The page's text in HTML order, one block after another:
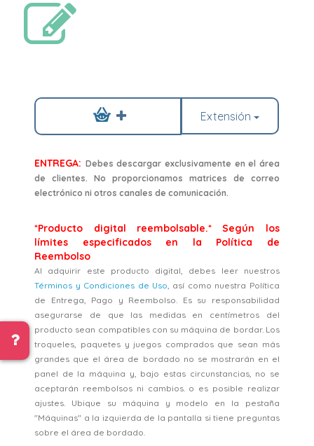
Extensión
ENTREGA: Debes descargar exclusivamente en el área
de clientes. No proporcionamos matrices de correo
electrónico ni otros canales de comunicación.
*Producto digital reembolsable.* Según los
límites especificados en la Política de
Reembolso
Al adquirir este producto digital, debes leer nuestros
Términos y Condiciones de Uso, así como nuestra Política
de Entrega, Pago y Reembolso. Es su responsabilidad
asegurarse de que las medidas en centímetros del
producto sean compatibles con su máquina de bordar. Los
troqueles, paquetes y juegos comprados que sean más
grandes que el área de bordado no se mostrarán en el
panel de la máquina y, bajo estas circunstancias, no se
aceptarán reembolsos ni cambios. o es posible realizar
ajustes. Ubique su máquina y modelo en la pestaña
"Máquinas" a la izquierda de la pantalla si tiene preguntas
sobre el área de bordado.